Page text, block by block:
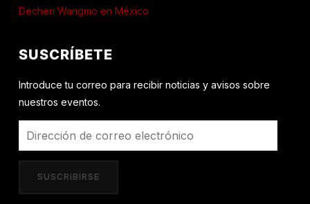
Dechen Wangmo en México
SUSCRÍBETE
Introduce tu correo para recibir noticias y avisos sobre
nuestros eventos.
correo
electrónico
SUSCRIBIRSE